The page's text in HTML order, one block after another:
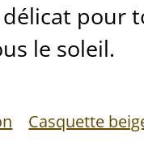
pour
le soleil.
Casquette